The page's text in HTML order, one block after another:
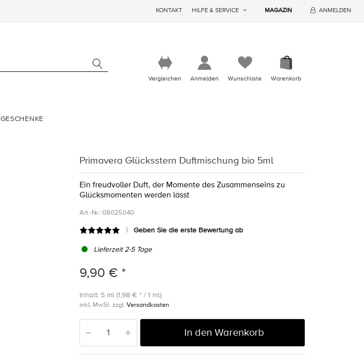
KONTAKT HILFE & SERVICE MAGAZIN ANMELDEN
Vergleichen Anmelden Wunschliste Warenkorb
GESCHENKE
Primavera Glücksstern Duftmischung bio 5ml
Ein freudvoller Duft, der Momente des Zusammenseins zu
Glücksmomenten werden lässt
Art.-Nr.: 08025040
Geben Sie die erste Bewertung ab
Lieferzeit 2-5 Tage
9,90 € *
Inhalt: 5 ml (1,98 € * / 1 ml)
inkl. MwSt. zzgl. Versandkosten
In den Warenkorb